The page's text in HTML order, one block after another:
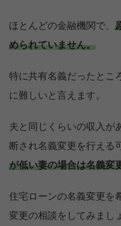
ほとんどの金融機関で、
められていません。
特に共有名義だったとこ
に難しいと言えます。
夫と同じくらいの収入が
断され名義変更を行える
が低い妻の場合は名義変
住宅ローンの名義変更を
変更の相談をしてみまし